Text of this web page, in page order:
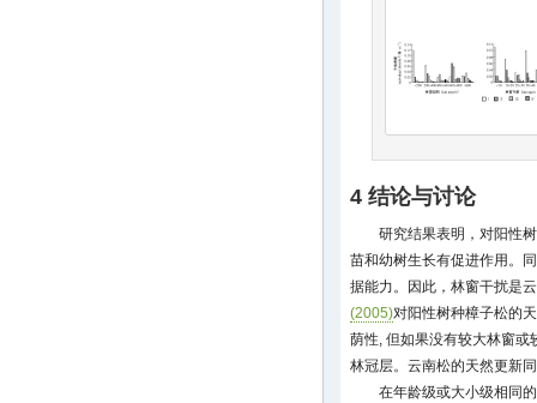
4 结论与讨论
研究结果表明，对阳性
苗和幼树生长有促进作用。
据能力。因此，林窗干扰是
(2005)对阳性树种樟子松的
荫性, 但如果没有较大林窗或
林冠层。云南松的天然更新
在年龄级或大小级相同